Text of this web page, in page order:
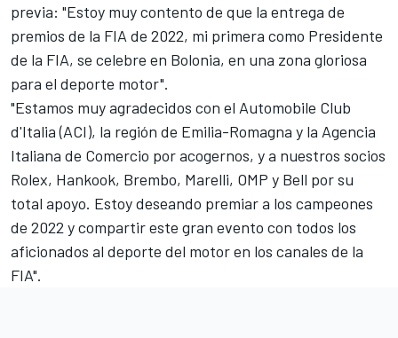
previa: "Estoy muy contento de que la entrega de
premios de la FIA de 2022, mi primera como Presidente
de la FIA, se celebre en Bolonia, en una zona gloriosa
para el deporte motor".
"Estamos muy agradecidos con el Automobile Club
d'Italia (ACI), la región de Emilia-Romagna y la Agencia
Italiana de Comercio por acogernos, y a nuestros socios
Rolex, Hankook, Brembo, Marelli, OMP y Bell por su
total apoyo. Estoy deseando premiar a los campeones
de 2022 y compartir este gran evento con todos los
aficionados al deporte del motor en los canales de la
FIA".